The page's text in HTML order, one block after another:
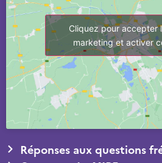
Cliquez pour accepter
marketing et activer
Réponses aux questions